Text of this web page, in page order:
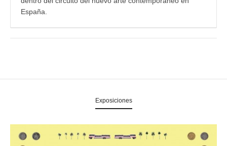
España.
Exposiciones